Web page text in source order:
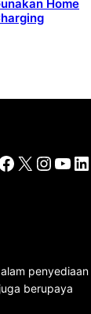
Home
X
penyediaan
berupaya